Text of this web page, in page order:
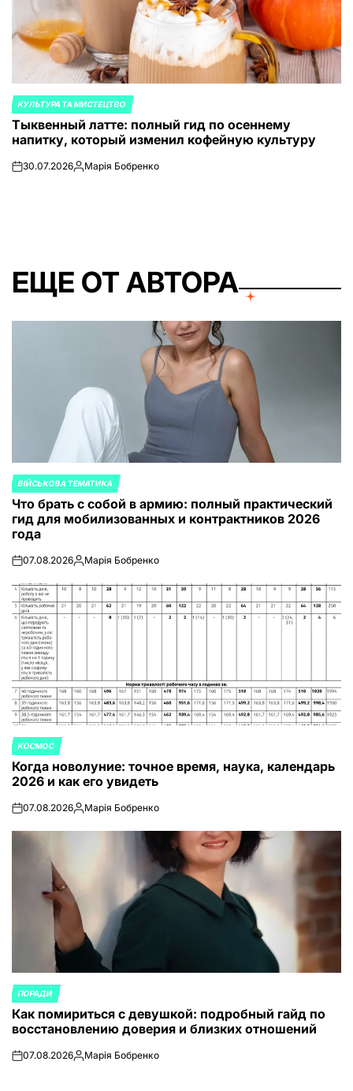
ОПУБЛИКОВАНО
В
КУЛЬТУРА ТА МИСТЕЦТВО
Тыквенный латте: полный гид по осеннему
напитку, который изменил кофейную культуру
on30.07.2026Запись
Марія Бобренко
ЕЩЕ ОТ АВТОРА
ОПУБЛИКОВАНО
В
ВІЙСЬКОВА ТЕМАТИКА
Что брать с собой в армию: полный практический
гид для мобилизованных и контрактников 2026
года
on07.08.2026Запись
Марія Бобренко
ОПУБЛИКОВАНО
В
КОСМОС
Когда новолуние: точное время, наука, календарь
2026 и как его увидеть
on07.08.2026Запись
Марія Бобренко
ОПУБЛИКОВАНО
В
ПОРАДИ
Как помириться с девушкой: подробный гайд по
восстановлению доверия и близких отношений
on07.08.2026Запись
Марія Бобренко